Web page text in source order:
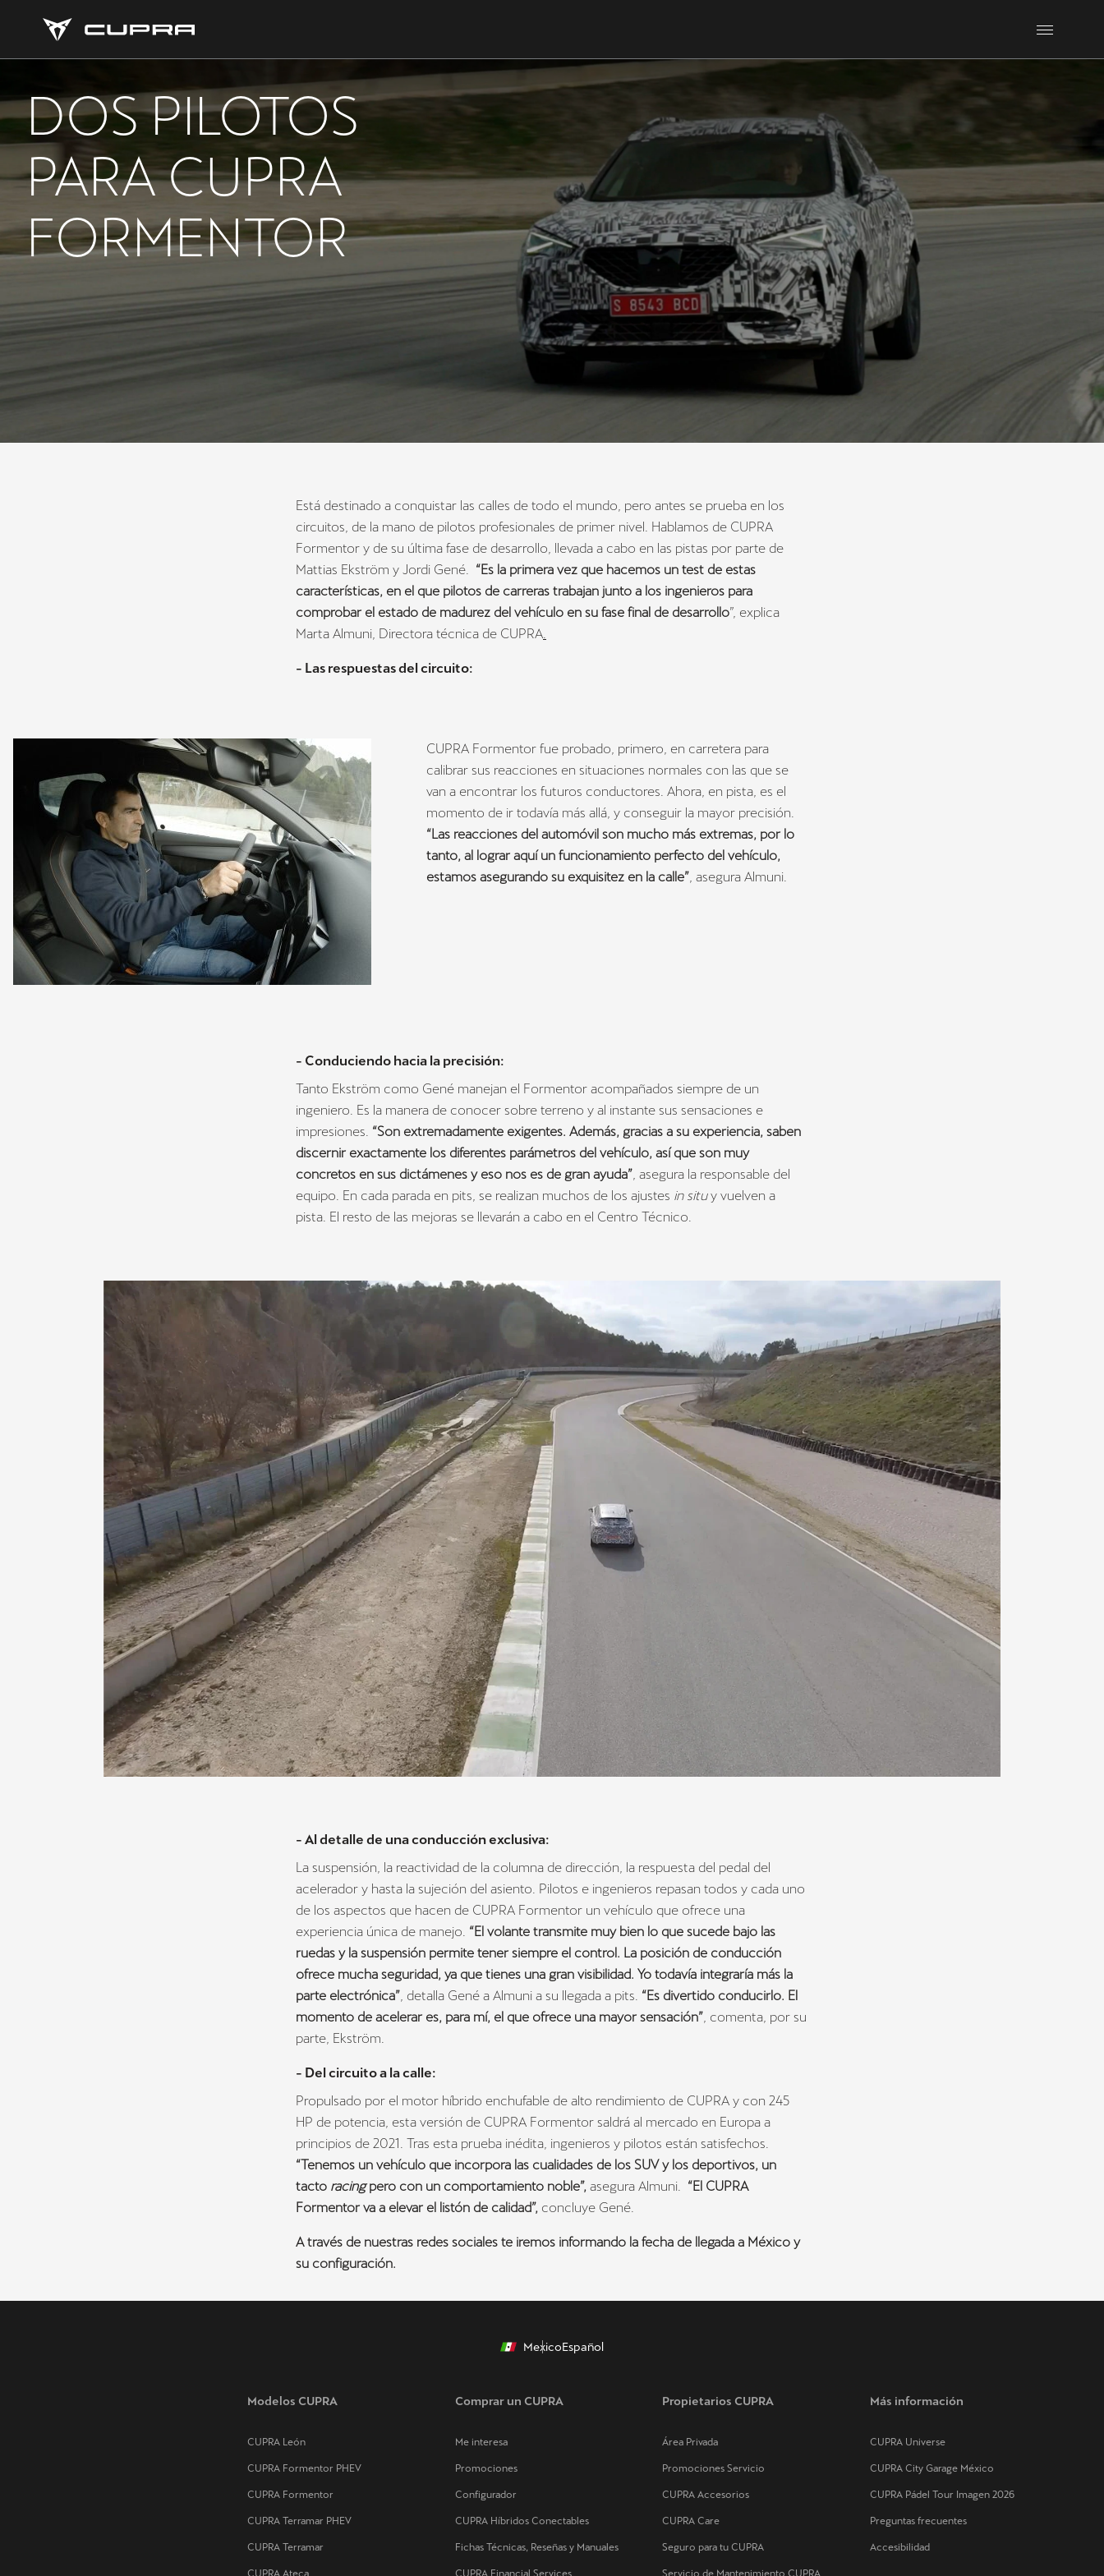
DOS PILOTOS
PARA CUPRA
FORMENTOR
Está destinado a conquistar las calles de todo el mundo, pero antes se prueba en los
circuitos, de la mano de pilotos profesionales de primer nivel. Hablamos de CUPRA
Formentor y de su última fase de desarrollo, llevada a cabo en las pistas por parte de
Mattias Ekström y Jordi Gené. “Es la primera vez que hacemos un test de estas
características, en el que pilotos de carreras trabajan junto a los ingenieros para
comprobar el estado de madurez del vehículo en su fase final de desarrollo”, explica
Marta Almuni, Directora técnica de CUPRA.
- Las respuestas del circuito:
CUPRA Formentor fue probado, primero, en carretera para
calibrar sus reacciones en situaciones normales con las que se
van a encontrar los futuros conductores. Ahora, en pista, es el
momento de ir todavía más allá, y conseguir la mayor precisión.
“Las reacciones del automóvil son mucho más extremas, por lo
tanto, al lograr aquí un funcionamiento perfecto del vehículo,
estamos asegurando su exquisitez en la calle”, asegura Almuni.
- Conduciendo hacia la precisión:
Tanto Ekström como Gené manejan el Formentor acompañados siempre de un
ingeniero. Es la manera de conocer sobre terreno y al instante sus sensaciones e
impresiones. “Son extremadamente exigentes. Además, gracias a su experiencia, saben
discernir exactamente los diferentes parámetros del vehículo, así que son muy
concretos en sus dictámenes y eso nos es de gran ayuda”, asegura la responsable del
equipo. En cada parada en pits, se realizan muchos de los ajustes in situy vuelven a
pista. El resto de las mejoras se llevarán a cabo en el Centro Técnico.
- Al detalle de una conducción exclusiva:
La suspensión, la reactividad de la columna de dirección, la respuesta del pedal del
acelerador y hasta la sujeción del asiento. Pilotos e ingenieros repasan todos y cada uno
de los aspectos que hacen de CUPRA Formentor un vehículo que ofrece una
experiencia única de manejo. “El volante transmite muy bien lo que sucede bajo las
ruedas y la suspensión permite tener siempre el control. La posición de conducción
ofrece mucha seguridad, ya que tienes una gran visibilidad. Yo todavía integraría más la
parte electrónica”, detalla Gené a Almuni a su llegada a pits. “Es divertido conducirlo. El
momento de acelerar es, para mí, el que ofrece una mayor sensación”, comenta, por su
parte, Ekström.
- Del circuito a la calle:
Propulsado por el motor híbrido enchufable de alto rendimiento de CUPRA y con 245
HP de potencia, esta versión de CUPRA Formentor saldrá al mercado en Europa a
principios de 2021. Tras esta prueba inédita, ingenieros y pilotos están satisfechos.
“Tenemos un vehículo que incorpora las cualidades de los SUV y los deportivos, un
tacto racingpero con un comportamiento noble”, asegura Almuni. “El CUPRA
Formentor va a elevar el listón de calidad”, concluye Gené.
A través de nuestras redes sociales te iremos informando la fecha de llegada a México y
su configuración.
MexicoEspañol
Modelos CUPRA
CUPRA León
CUPRA Formentor PHEV
CUPRA Formentor
CUPRA Terramar PHEV
CUPRA Terramar
CUPRA Ateca
Comprar un CUPRA
Me interesa
Promociones
Configurador
CUPRA Híbridos Conectables
Fichas Técnicas, Reseñas y Manuales
CUPRA Financial Services
Propietarios CUPRA
Área Privada
Promociones Servicio
CUPRA Accesorios
CUPRA Care
Seguro para tu CUPRA
Servicio de Mantenimiento CUPRA
Más información
CUPRA Universe
CUPRA City Garage México
CUPRA Pádel Tour Imagen 2026
Preguntas frecuentes
Accesibilidad